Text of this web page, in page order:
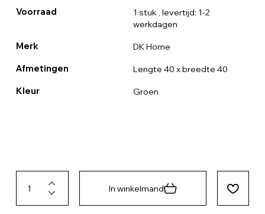
Voorraad 1 stuk , levertijd: 1-2
werkdagen
Merk DK Home
Afmetingen Lengte 40 x breedte 40
Kleur Groen
In winkelmand